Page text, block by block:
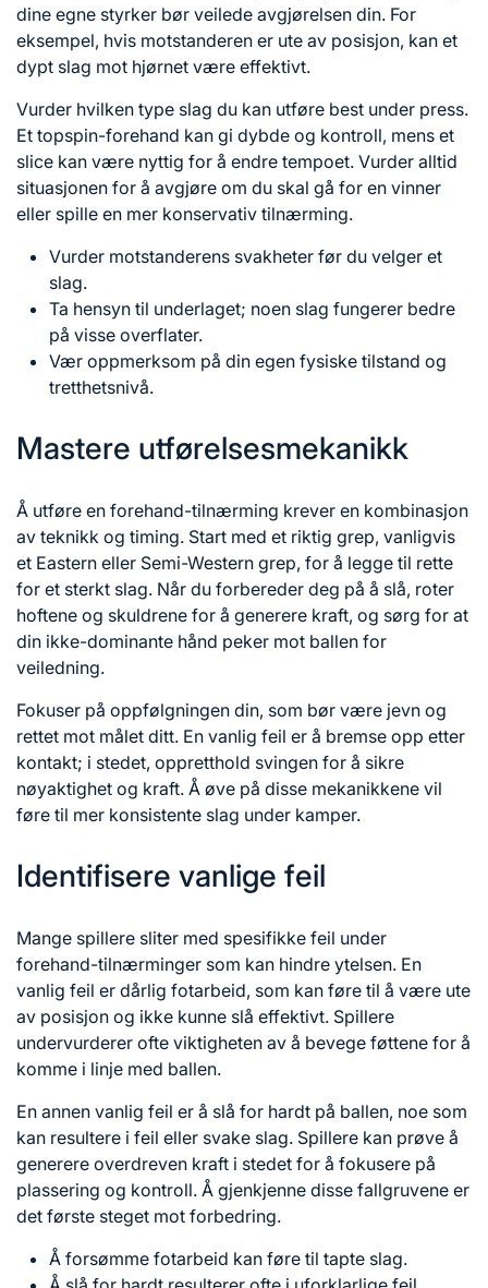
dine egne styrker bør veilede avgjørelsen din. For
eksempel, hvis motstanderen er ute av posisjon, kan et
dypt slag mot hjørnet være effektivt.
Vurder hvilken type slag du kan utføre best under press.
Et topspin-forehand kan gi dybde og kontroll, mens et
slice kan være nyttig for å endre tempoet. Vurder alltid
situasjonen for å avgjøre om du skal gå for en vinner
eller spille en mer konservativ tilnærming.
Vurder motstanderens svakheter før du velger et
slag.
Ta hensyn til underlaget; noen slag fungerer bedre
på visse overflater.
Vær oppmerksom på din egen fysiske tilstand og
tretthetsnivå.
Mastere utførelsesmekanikk
Å utføre en forehand-tilnærming krever en kombinasjon
av teknikk og timing. Start med et riktig grep, vanligvis
et Eastern eller Semi-Western grep, for å legge til rette
for et sterkt slag. Når du forbereder deg på å slå, roter
hoftene og skuldrene for å generere kraft, og sørg for at
din ikke-dominante hånd peker mot ballen for
veiledning.
Fokuser på oppfølgningen din, som bør være jevn og
rettet mot målet ditt. En vanlig feil er å bremse opp etter
kontakt; i stedet, oppretthold svingen for å sikre
nøyaktighet og kraft. Å øve på disse mekanikkene vil
føre til mer konsistente slag under kamper.
Identifisere vanlige feil
Mange spillere sliter med spesifikke feil under
forehand-tilnærminger som kan hindre ytelsen. En
vanlig feil er dårlig fotarbeid, som kan føre til å være ute
av posisjon og ikke kunne slå effektivt. Spillere
undervurderer ofte viktigheten av å bevege føttene for å
komme i linje med ballen.
En annen vanlig feil er å slå for hardt på ballen, noe som
kan resultere i feil eller svake slag. Spillere kan prøve å
generere overdreven kraft i stedet for å fokusere på
plassering og kontroll. Å gjenkjenne disse fallgruvene er
det første steget mot forbedring.
Å forsømme fotarbeid kan føre til tapte slag.